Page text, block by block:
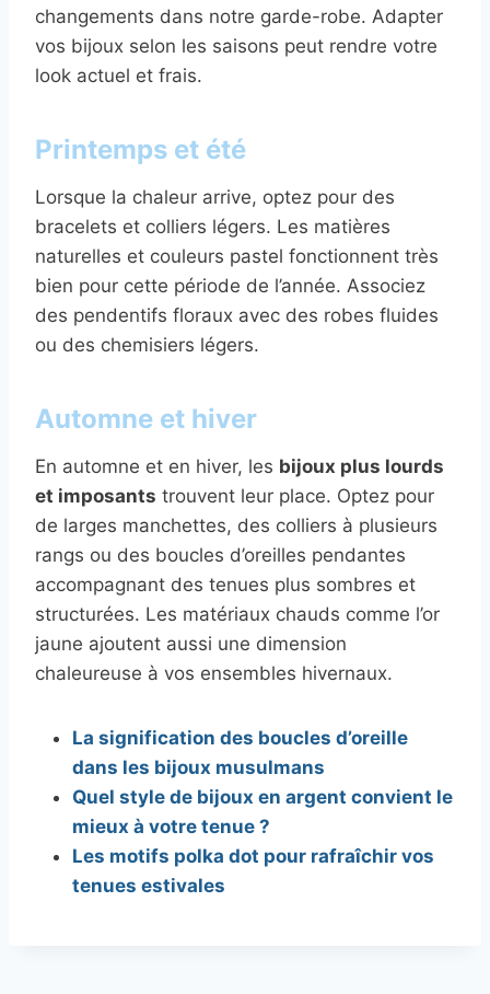
changements dans notre garde-robe. Adapter
vos bijoux selon les saisons peut rendre votre
look actuel et frais.
Printemps et été
Lorsque la chaleur arrive, optez pour des
bracelets et colliers légers. Les matières
naturelles et couleurs pastel fonctionnent très
bien pour cette période de l’année. Associez
des pendentifs floraux avec des robes fluides
ou des chemisiers légers.
Automne et hiver
En automne et en hiver, les bijoux plus lourds
et imposants trouvent leur place. Optez pour
de larges manchettes, des colliers à plusieurs
rangs ou des boucles d’oreilles pendantes
accompagnant des tenues plus sombres et
structurées. Les matériaux chauds comme l’or
jaune ajoutent aussi une dimension
chaleureuse à vos ensembles hivernaux.
La signification des boucles d’oreille
dans les bijoux musulmans
Quel style de bijoux en argent convient le
mieux à votre tenue ?
Les motifs polka dot pour rafraîchir vos
tenues estivales